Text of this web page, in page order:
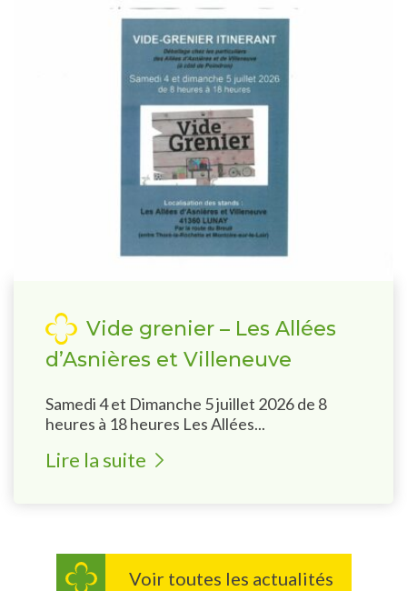
Vide grenier – Les Allées
d’Asnières et Villeneuve
Samedi 4 et Dimanche 5 juillet 2026 de 8
heures à 18 heures Les Allées...
Lire la suite
Voir toutes les actualités